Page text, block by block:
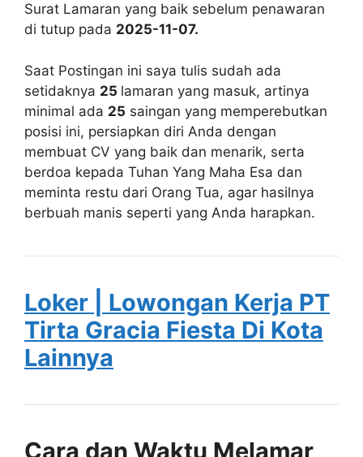
Surat Lamaran yang baik sebelum penawaran
di tutup pada 2025-11-07.
Saat Postingan ini saya tulis sudah ada
setidaknya 25 lamaran yang masuk, artinya
minimal ada 25 saingan yang memperebutkan
posisi ini, persiapkan diri Anda dengan
membuat CV yang baik dan menarik, serta
berdoa kepada Tuhan Yang Maha Esa dan
meminta restu dari Orang Tua, agar hasilnya
berbuah manis seperti yang Anda harapkan.
Loker | Lowongan Kerja PT
Tirta Gracia Fiesta Di Kota
Lainnya
Cara dan Waktu Melamar